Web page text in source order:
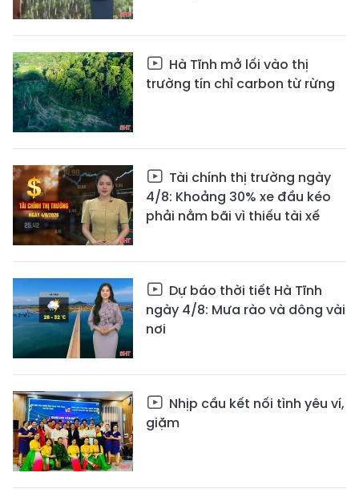
Hà Tĩnh mở lối vào thị
trường tín chỉ carbon từ rừng
Tài chính thị trường ngày
4/8: Khoảng 30% xe đầu kéo
phải nằm bãi vì thiếu tài xế
Dự báo thời tiết Hà Tĩnh
ngày 4/8: Mưa rào và dông vài
nơi
Nhịp cầu kết nối tình yêu ví,
giặm